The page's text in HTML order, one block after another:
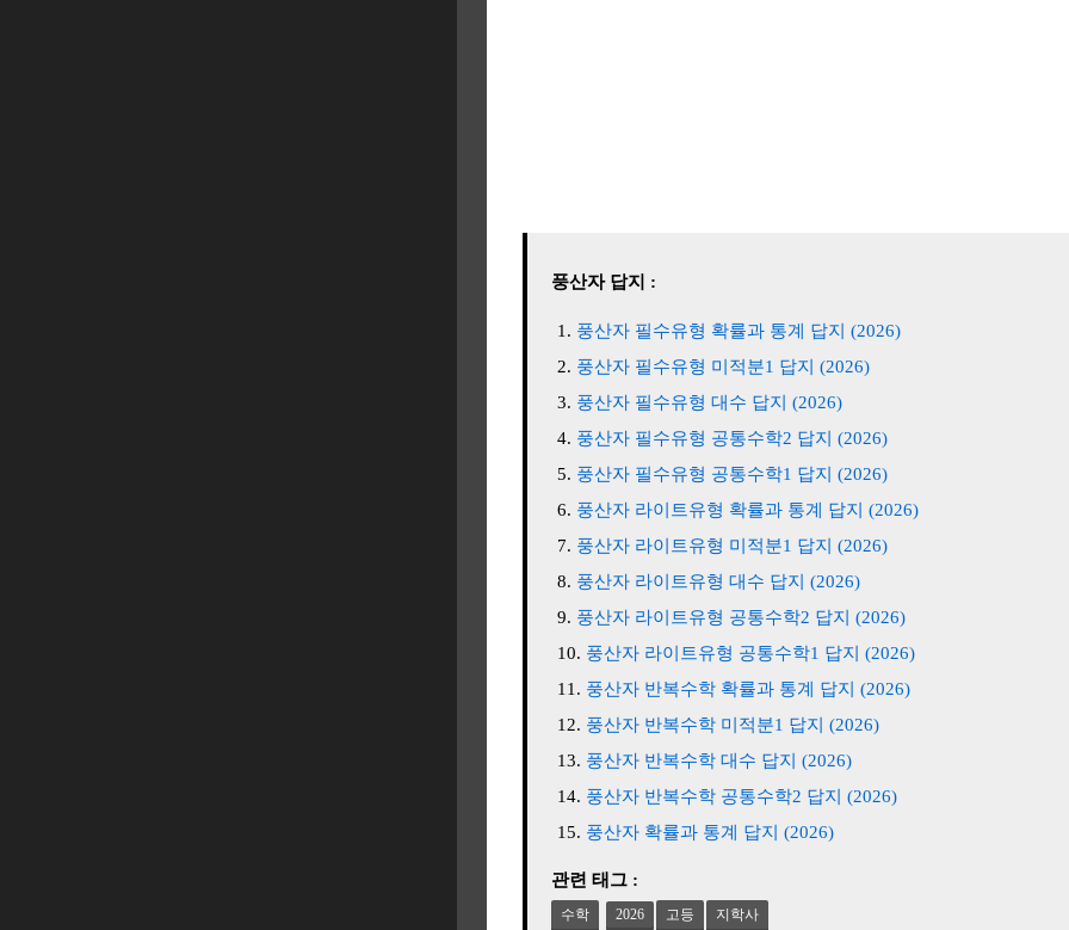
풍산자 답지 :
풍산자 필수유형 확률과 통계 답지 (2026)
풍산자 필수유형 미적분1 답지 (2026)
풍산자 필수유형 대수 답지 (2026)
풍산자 필수유형 공통수학2 답지 (2026)
풍산자 필수유형 공통수학1 답지 (2026)
풍산자 라이트유형 확률과 통계 답지 (2026)
풍산자 라이트유형 미적분1 답지 (2026)
풍산자 라이트유형 대수 답지 (2026)
풍산자 라이트유형 공통수학2 답지 (2026)
풍산자 라이트유형 공통수학1 답지 (2026)
풍산자 반복수학 확률과 통계 답지 (2026)
풍산자 반복수학 미적분1 답지 (2026)
풍산자 반복수학 대수 답지 (2026)
풍산자 반복수학 공통수학2 답지 (2026)
풍산자 확률과 통계 답지 (2026)
관련 태그 :
수학 2026 고등 지학사